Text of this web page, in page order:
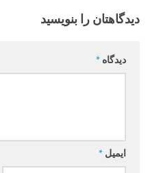
دیدگاهتان را بنویسید
دیدگاه *
ایمیل *